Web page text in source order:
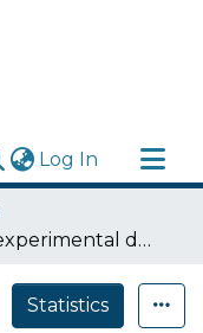
Log In (current)
Estudio experimental del agrietamiento superficial de relaves mineros mediante el procesamiento digital de imágenes y su relación con las tasas de evaporación y niveles de humedad
Statistics